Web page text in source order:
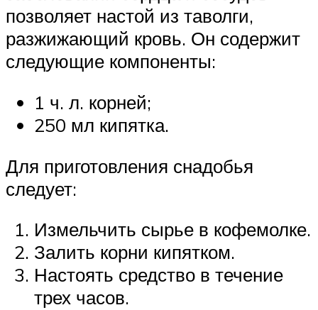
позволяет настой из таволги,
разжижающий кровь. Он содержит
следующие компоненты:
1 ч. л. корней;
250 мл кипятка.
Для приготовления снадобья
следует:
Измельчить сырье в кофемолке.
Залить корни кипятком.
Настоять средство в течение
трех часов.